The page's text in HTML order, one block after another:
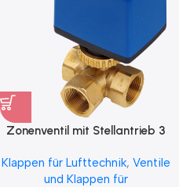
Zonenventil mit Stellantrieb 3
230V 2 Punkt
Klappen für Lufttechnik, Ventile
und Klappen für